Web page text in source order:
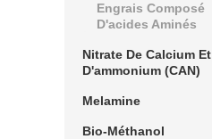
Engrais Composé
D'acides Aminés
Nitrate De Calcium Et
D'ammonium (CAN)
Melamine
Bio-Méthanol